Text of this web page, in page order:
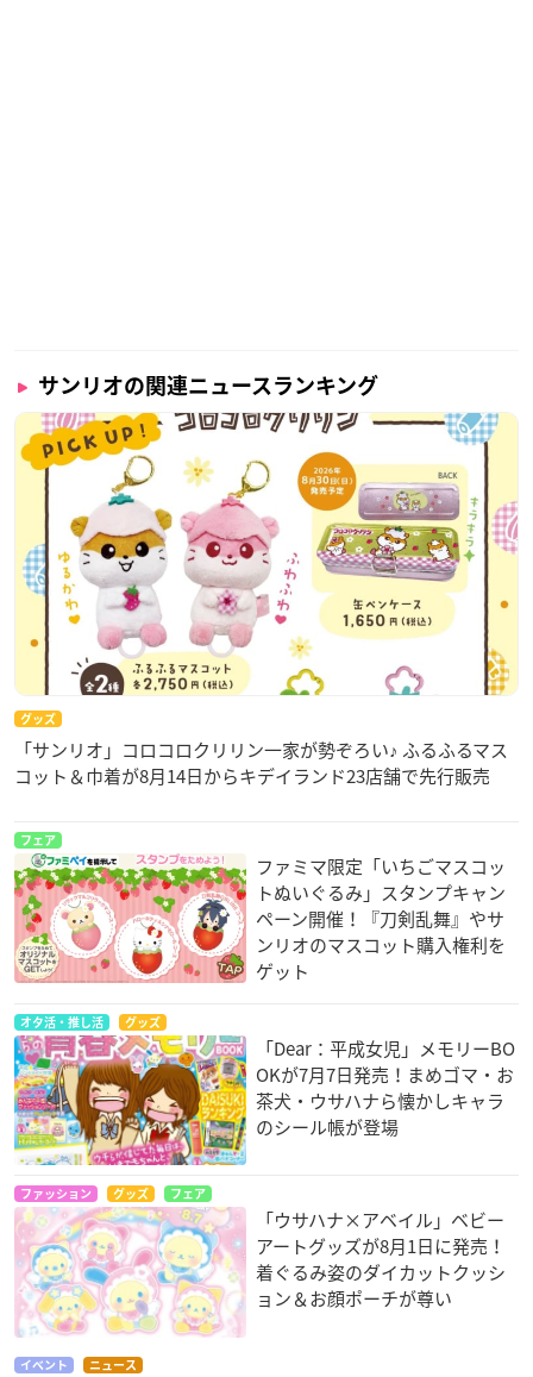
サンリオの関連ニュースランキング
グッズ
「サンリオ」コロコロクリリン一家が勢ぞろい♪ ふるふるマス
コット＆巾着が8月14日からキデイランド23店舗で先行販売
フェア
ファミマ限定「いちごマスコッ
トぬいぐるみ」スタンプキャン
ペーン開催！『刀剣乱舞』やサ
ンリオのマスコット購入権利を
ゲット
オタ活・推し活 グッズ
「Dear：平成女児」メモリーBO
OKが7月7日発売！まめゴマ・お
茶犬・ウサハナら懐かしキャラ
のシール帳が登場
ファッション グッズ フェア
「ウサハナ×アベイル」ベビー
アートグッズが8月1日に発売！
着ぐるみ姿のダイカットクッシ
ョン＆お顔ポーチが尊い
イベント ニュース